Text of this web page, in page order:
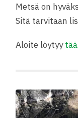
Metsä on
Sitä tarvitaan
Aloite löytyy